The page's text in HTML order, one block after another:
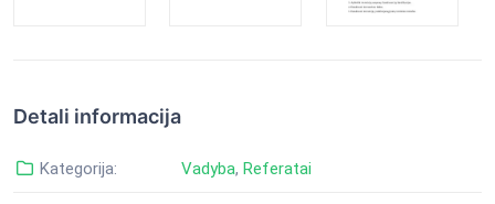
Detali informacija
Kategorija: Vadyba, Referatai